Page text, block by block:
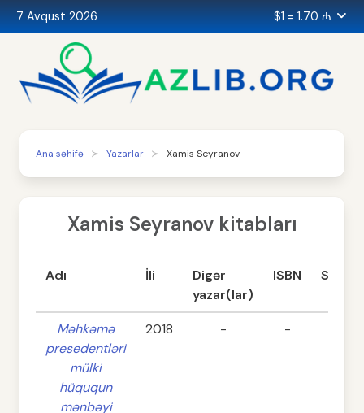
7 Avqust 2026 $1 = 1.70 ₼
Ana səhifə Yazarlar Xamis Seyranov
Xamis Seyranov kitabları
Adı İli
Digər
yazar(lar)
ISBN Səhifə
Məhkəmə
presedentləri
mülki
hüququn
mənbəyi
2018 - -